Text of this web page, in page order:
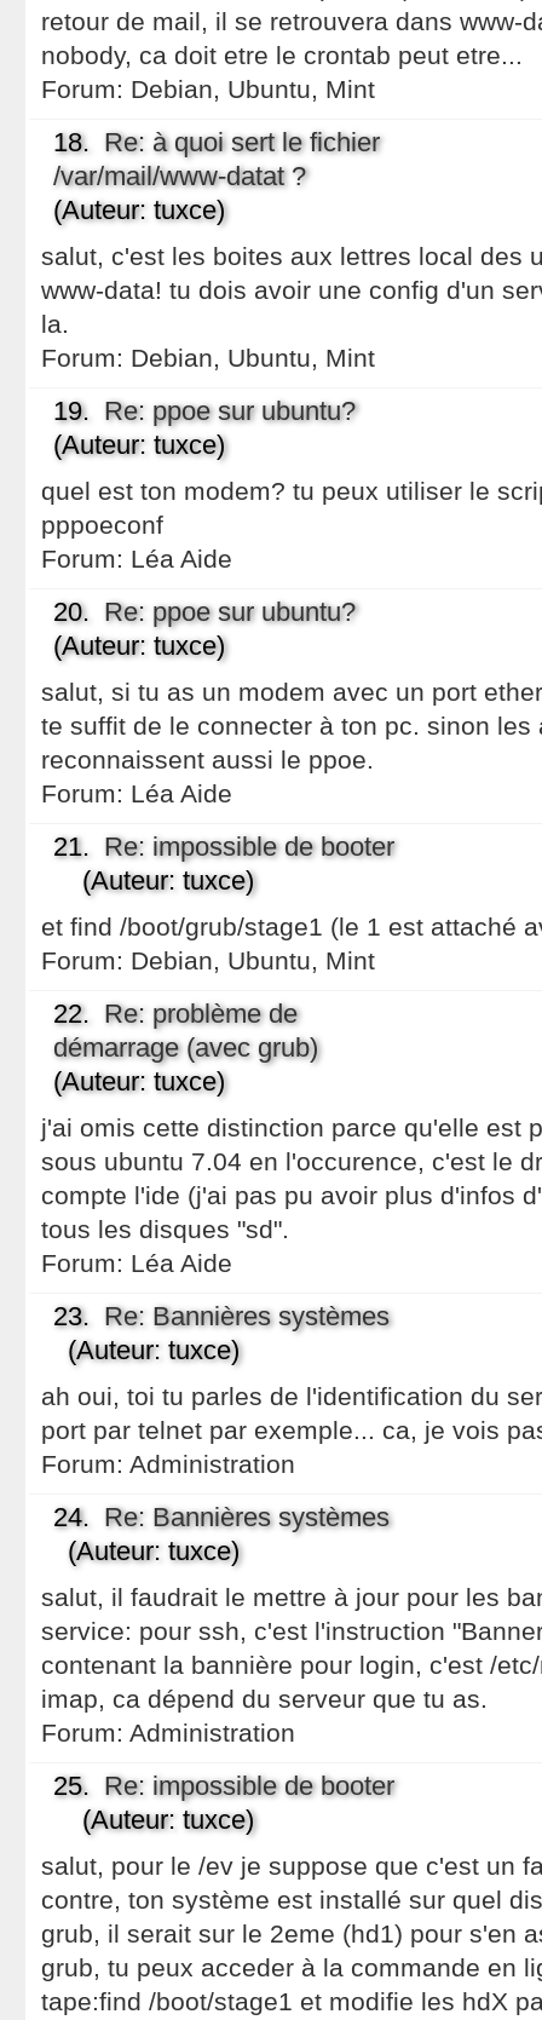
retour de mail, il se retrouvera dans www-
nobody, ca doit etre le crontab peut etre...
Forum: Debian, Ubuntu, Mint
18. Re: à quoi sert le fichier
/var/mail/www-datat ?
(Auteur: tuxce)
salut, c'est les boites aux lettres local des
www-data! tu dois avoir une config d'un
la.
Forum: Debian, Ubuntu, Mint
19. Re: ppoe sur ubuntu?
(Auteur: tuxce)
quel est ton modem? tu peux utiliser le
pppoeconf
Forum: Léa Aide
20. Re: ppoe sur ubuntu?
(Auteur: tuxce)
salut, si tu as un modem avec un port
te suffit de le connecter à ton pc. sinon les
reconnaissent aussi le ppoe.
Forum: Léa Aide
21. Re: impossible de booter
(Auteur: tuxce)
et find /boot/grub/stage1 (le 1 est attaché
Forum: Debian, Ubuntu, Mint
22. Re: problème de
démarrage (avec grub)
(Auteur: tuxce)
j'ai omis cette distinction parce qu'elle est
sous ubuntu 7.04 en l'occurence, c'est le
compte l'ide (j'ai pas pu avoir plus d'infos
tous les disques "sd".
Forum: Léa Aide
23. Re: Bannières systèmes
(Auteur: tuxce)
ah oui, toi tu parles de l'identification du
port par telnet par exemple... ca, je vois
Forum: Administration
24. Re: Bannières systèmes
(Auteur: tuxce)
salut, il faudrait le mettre à jour pour les
service: pour ssh, c'est l'instruction
contenant la bannière pour login, c'est /
imap, ca dépend du serveur que tu as.
Forum: Administration
25. Re: impossible de booter
(Auteur: tuxce)
salut, pour le /ev je suppose que c'est un
contre, ton système est installé sur quel
grub, il serait sur le 2eme (hd1) pour s'en
grub, tu peux acceder à la commande en
tape:find /boot/stage1 et modifie les hdX